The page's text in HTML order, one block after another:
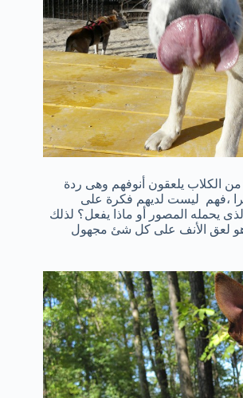
من الكلاب يلعقون أنوفهم وهى ردة
،فهم
ليست لديهم فكرة على
يحمله المصور أو ماذا يفعل؟ لذلك
لعق الأنف على كل شئ مجهول